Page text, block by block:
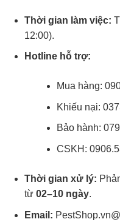
Thời gian làm việc:
12:00).
Hotline hỗ trợ:
Mua hàng:
Khiếu nại:
Bảo hành:
CSKH:
Thời gian xử lý:
từ 02–10 ngày.
Email: